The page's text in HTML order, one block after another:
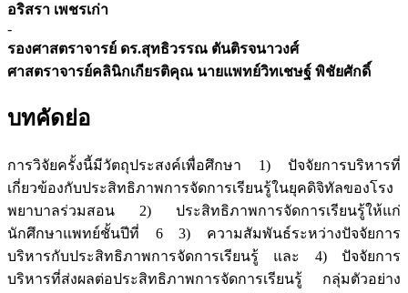
อริสรา เพชรเก่า
-
รองศาสตราจารย์ ดร.สุทธิวรรณ ตันติรจนาวงศ์
ศาสตราจารย์คลินิกเกียรติคุณ นายแพทย์วิทเชษฐ์ พิชัยศักดิ์
บทคัดย่อ
การวิจัยครั้งนี้มีวัตถุประสงค์เพื่อศึกษา 1) ปัจจัยการบริหารที่
เกี่ยวข้องกับประสิทธิภาพการจัดการเรียนรู้ในยุคดิจิทัลของโรง
พยาบาลร่วมสอน 2) ประสิทธิภาพการจัดการเรียนรู้ให้แก่
นักศึกษาแพทย์ชั้นปีที่ 6 3) ความสัมพันธ์ระหว่างปัจจัยการ
บริหารกับประสิทธิภาพการจัดการเรียนรู้ และ 4) ปัจจัยการ
บริหารที่ส่งผลต่อประสิทธิภาพการจัดการเรียนรู้ กลุ่มตัวอย่าง